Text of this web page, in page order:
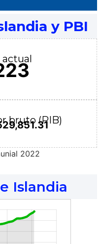
y PBI
actual
bruto (PIB)
2022
Islandia